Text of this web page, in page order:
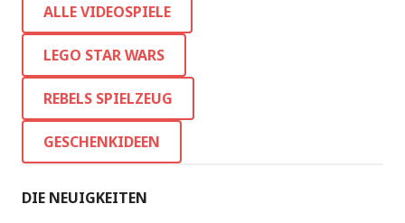
ALLE VIDEOSPIELE
LEGO STAR WARS
REBELS SPIELZEUG
GESCHENKIDEEN
DIE NEUIGKEITEN